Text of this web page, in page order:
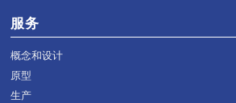
服务
概念和设计
原型
生产